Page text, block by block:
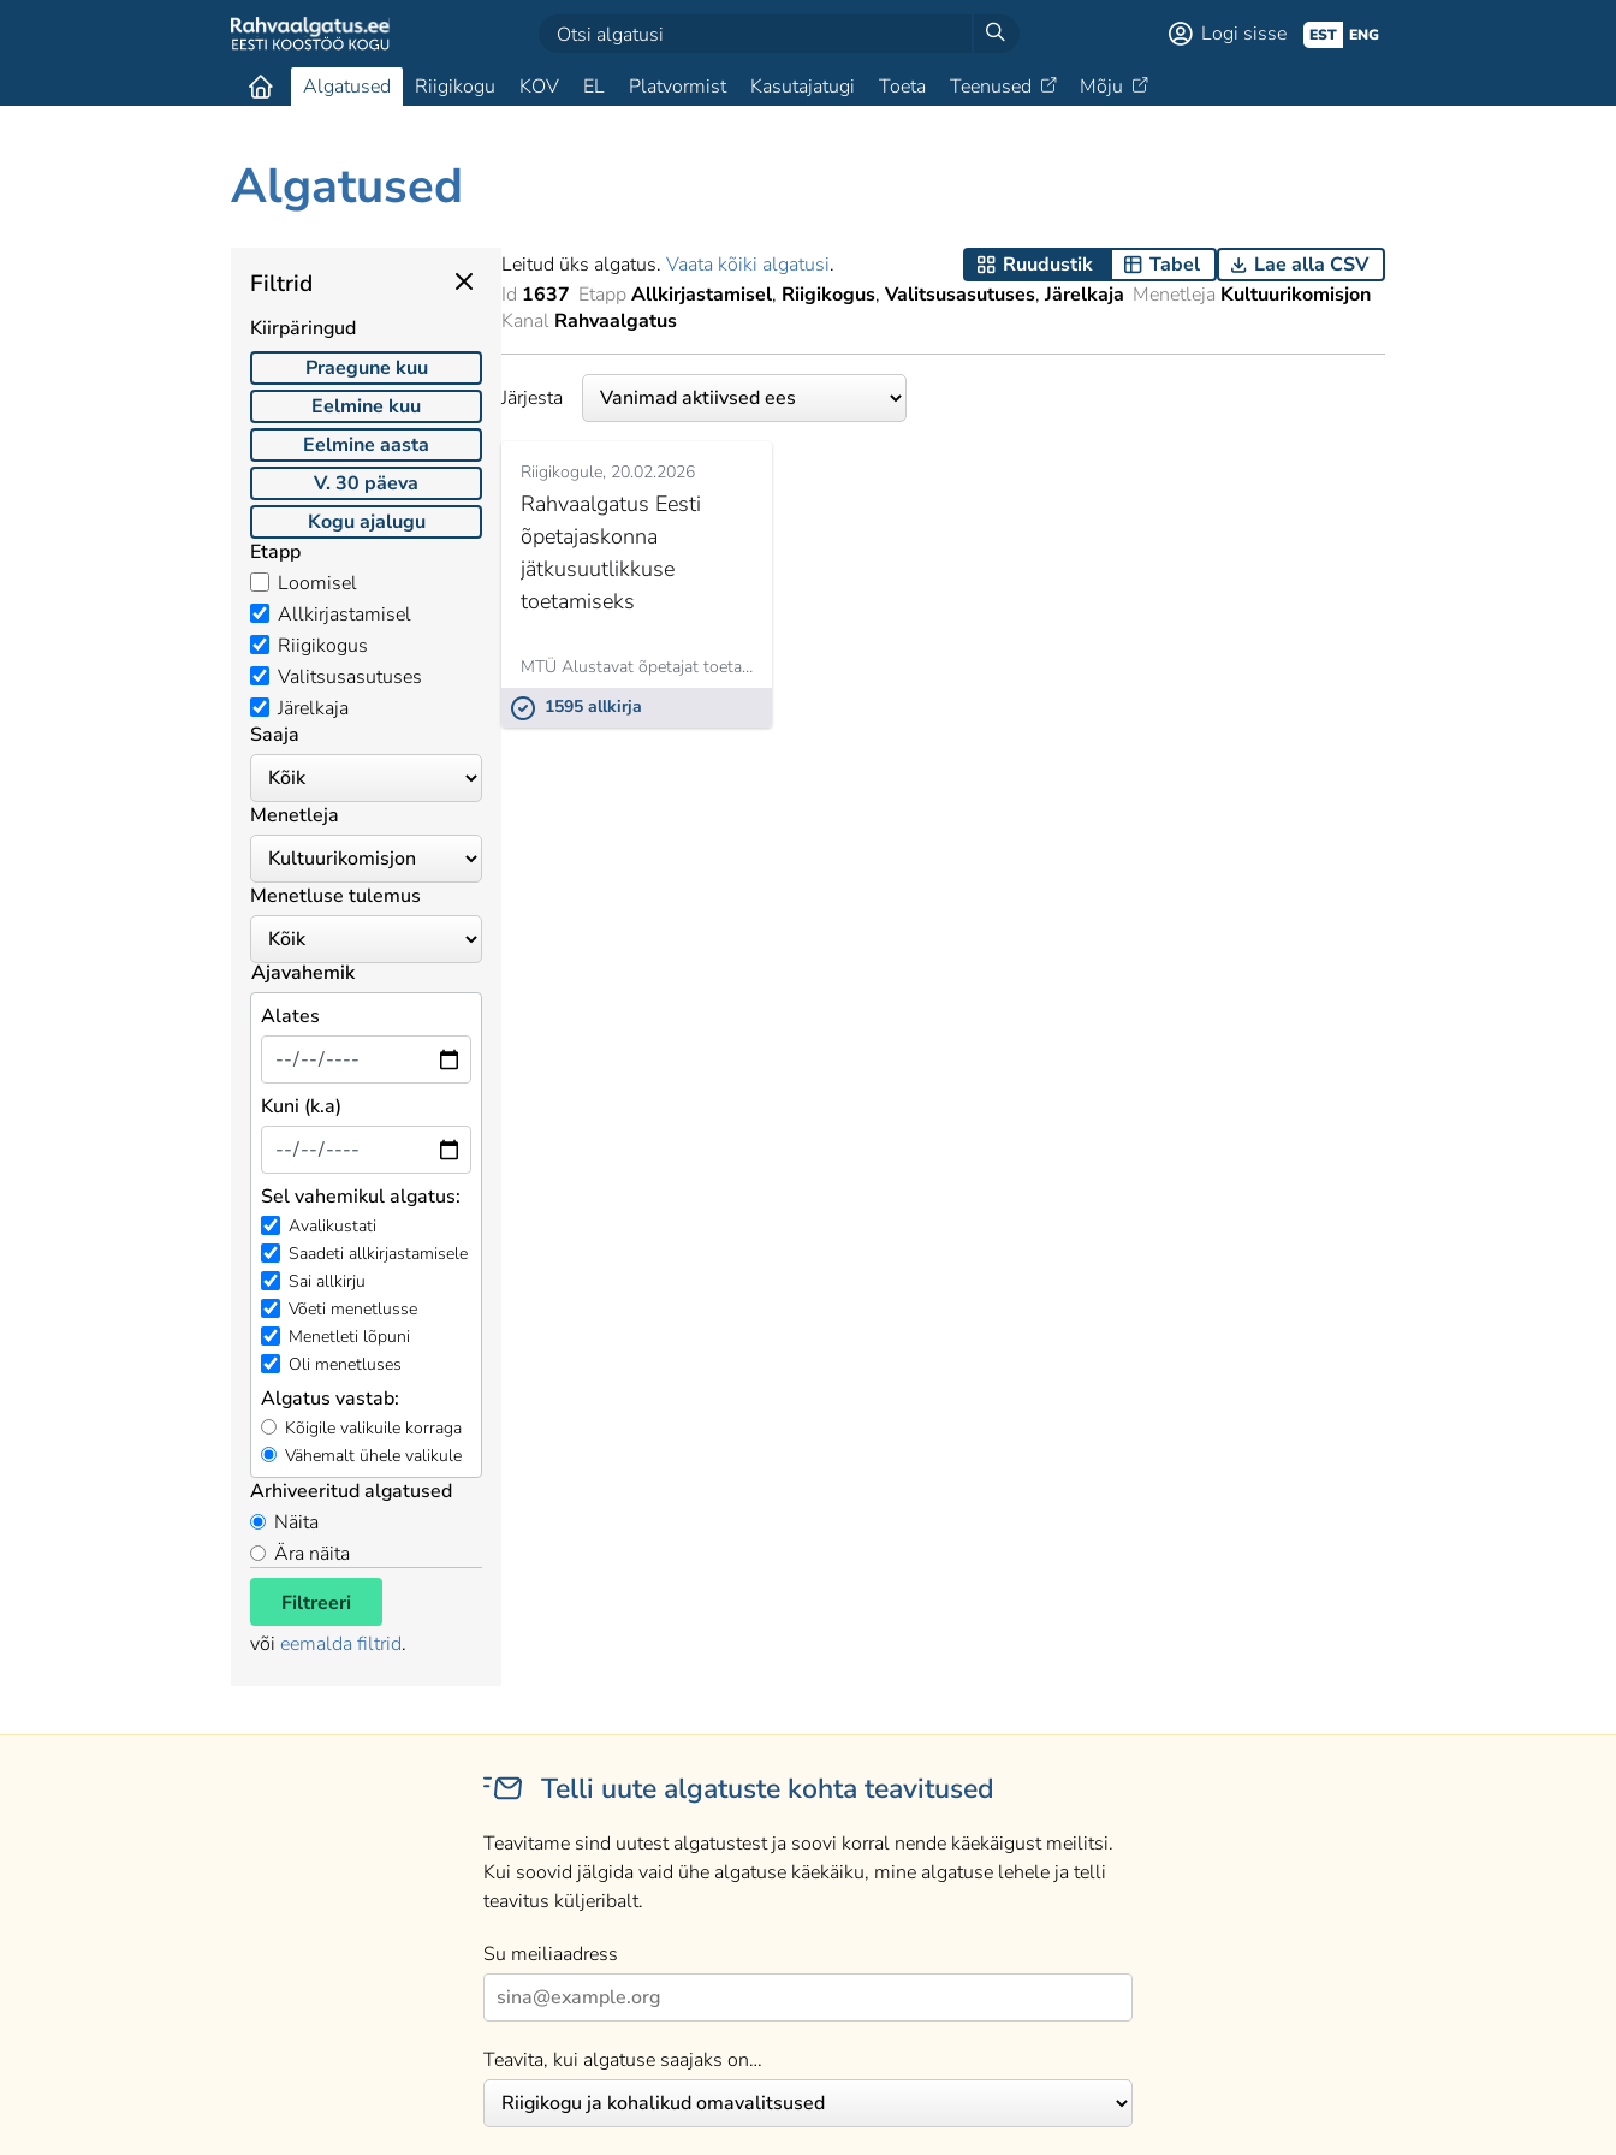
Logi sisse EST ENG
Algatused Riigikogu KOV EL Platvormist Kasutajatugi Toeta Teenused Mõju
Algatused
Filtrid
Kiirpäringud
Praegune kuu
Eelmine kuu
Eelmine aasta
V. 30 päeva
Kogu ajalugu
Etapp
Loomisel
Allkirjastamisel
Riigikogus
Valitsusasutuses
Järelkaja
Saaja
Menetleja
Menetluse tulemus
Ajavahemik
Alates
Kuni (k.a)
Sel vahemikul algatus:
Avalikustati
Saadeti allkirjastamisele
Sai allkirju
Võeti menetlusse
Menetleti lõpuni
Oli menetluses
Algatus vastab:
Kõigile valikuile korraga
Vähemalt ühele valikule
Arhiveeritud algatused
Näita
Ära näita
Filtreeri
või eemalda filtrid.
Leitud üks algatus. Vaata kõiki algatusi. Ruudustik Tabel
Lae alla CSV
Id 1637 EtappAllkirjastamisel Riigikogus Valitsusasutuses Järelkaja Menetleja Kultuurikomisjon
Kanal Rahvaalgatus
Järjesta
Riigikogule 20.02.2026
Rahvaalgatus Eesti
õpetajaskonna
jätkusuutlikkuse
toetamiseks
MTÜ Alustavat õpetajat toetav kool,
1595 allkirja
Telli uute algatuste kohta teavitused
Teavitame sind uutest algatustest ja soovi korral nende käekäigust meilitsi.
Kui soovid jälgida vaid ühe algatuse käekäiku, mine algatuse lehele ja telli
teavitus küljeribalt.
Su meiliaadress
Teavita, kui algatuse saajaks on…